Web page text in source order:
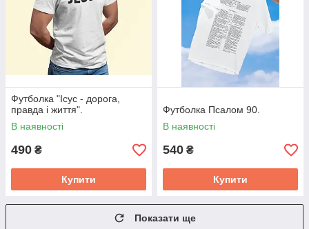
Футболка "Ісус - дорога,
правда і життя".
В наявності
490 ₴
Купити
Футболка Псалом 90.
В наявності
540 ₴
Купити
Показати ще